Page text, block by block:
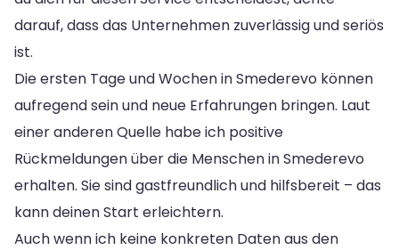
darauf, dass das Unternehmen zuverlässig und seriös
ist.
Die ersten Tage und Wochen in Smederevo können
aufregend sein und neue Erfahrungen bringen. Laut
einer anderen Quelle habe ich positive
Rückmeldungen über die Menschen in Smederevo
erhalten. Sie sind gastfreundlich und hilfsbereit – das
kann deinen Start erleichtern.
Auch wenn ich keine konkreten Daten aus den